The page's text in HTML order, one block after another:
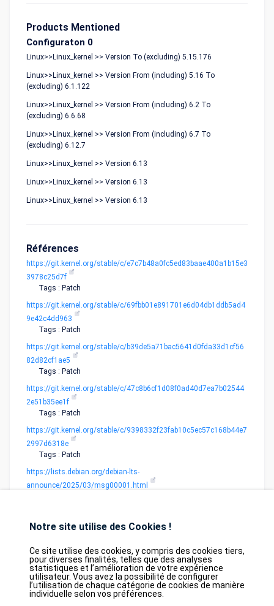
Products Mentioned
Configuraton 0
Linux>>Linux_kernel >> Version To (excluding) 5.15.176
Linux>>Linux_kernel >> Version From (including) 5.16 To
(excluding) 6.1.122
Linux>>Linux_kernel >> Version From (including) 6.2 To
(excluding) 6.6.68
Linux>>Linux_kernel >> Version From (including) 6.7 To
(excluding) 6.12.7
Linux>>Linux_kernel >> Version 6.13
Linux>>Linux_kernel >> Version 6.13
Linux>>Linux_kernel >> Version 6.13
Références
https://git.kernel.org/stable/c/e7c7b48a0fc5ed83baae400a1b15e3
3978c25d7f
Tags : Patch
https://git.kernel.org/stable/c/69fbb01e891701e6d04db1ddb5ad4
9e42c4dd963
Tags : Patch
https://git.kernel.org/stable/c/b39de5a71bac5641d0fda33d1cf56
82d82cf1ae5
Tags : Patch
https://git.kernel.org/stable/c/47c8b6cf1d08f0ad40d7ea7b02544
2e51b35ee1f
Tags : Patch
https://git.kernel.org/stable/c/9398332f23fab10c5ec57c168b44e7
2997d6318e
Tags : Patch
https://lists.debian.org/debian-lts-
announce/2025/03/msg00001.html
Database
Partners
GDPR Contact Purchase
Notre site utilise des Cookies !
Ce site utilise des cookies, y compris des cookies tiers,
pour diverses finalités, telles que des analyses
statistiques et l’amélioration de votre expérience
utilisateur. Vous avez la possibilité de configurer
l’utilisation de chaque catégorie de cookies de manière
individuelle selon vos préférences.